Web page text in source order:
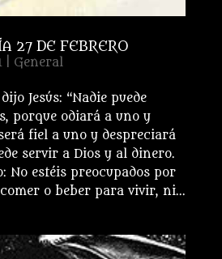
27 DE FEBRERO
| General
Jesús: “Nadie puede
porque odiará a uno y
fiel a uno y despreciará
servir a Dios y al dinero.
No estéis preocupados por
o beber para vivir, ni...